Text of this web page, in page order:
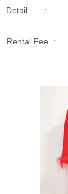
Detail :
Rental Fee :